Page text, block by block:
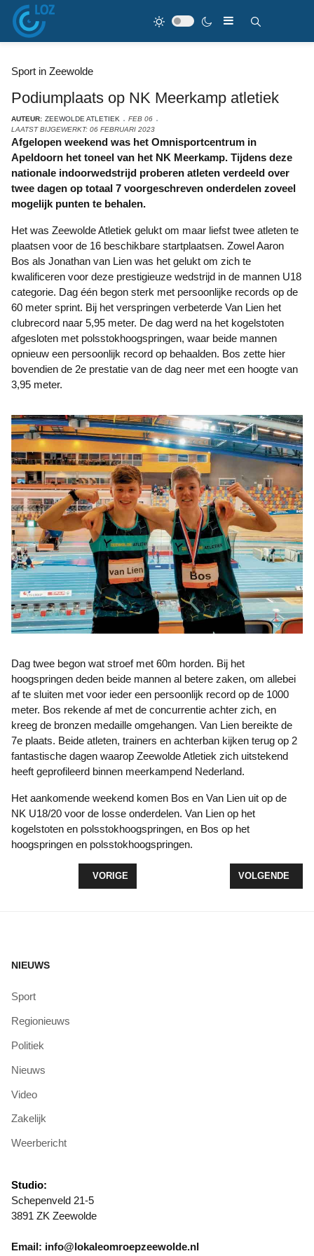
Sport in Zeewolde
Podiumplaats op NK Meerkamp atletiek
AUTEUR: ZEEWOLDE ATLETIEK
FEB 06
LAATST BIJGEWERKT: 06 FEBRUARI 2023
Afgelopen weekend was het Omnisportcentrum in
Apeldoorn het toneel van het NK Meerkamp. Tijdens deze
nationale indoorwedstrijd proberen atleten verdeeld over
twee dagen op totaal 7 voorgeschreven onderdelen zoveel
mogelijk punten te behalen.
Het was Zeewolde Atletiek gelukt om maar liefst twee atleten te
plaatsen voor de 16 beschikbare startplaatsen. Zowel Aaron
Bos als Jonathan van Lien was het gelukt om zich te
kwalificeren voor deze prestigieuze wedstrijd in de mannen U18
categorie. Dag één begon sterk met persoonlijke records op de
60 meter sprint. Bij het verspringen verbeterde Van Lien het
clubrecord naar 5,95 meter. De dag werd na het kogelstoten
afgesloten met polsstokhoogspringen, waar beide mannen
opnieuw een persoonlijk record op behaalden. Bos zette hier
bovendien de 2e prestatie van de dag neer met een hoogte van
3,95 meter.
Dag twee begon wat stroef met 60m horden. Bij het
hoogspringen deden beide mannen al betere zaken, om allebei
af te sluiten met voor ieder een persoonlijk record op de 1000
meter. Bos rekende af met de concurrentie achter zich, en
kreeg de bronzen medaille omgehangen. Van Lien bereikte de
7e plaats. Beide atleten, trainers en achterban kijken terug op 2
fantastische dagen waarop Zeewolde Atletiek zich uitstekend
heeft geprofileerd binnen meerkampend Nederland.
Het aankomende weekend komen Bos en Van Lien uit op de
NK U18/20 voor de losse onderdelen. Van Lien op het
kogelstoten en polsstokhoogspringen, en Bos op het
hoogspringen en polsstokhoogspringen.
VORIG ARTIKEL: WOLDERWIJD/DYZLE 1 WINT
VORIGE VOLGENDE
VOLGENDE
NIEUWS
Sport
Regionieuws
Politiek
Nieuws
Video
Zakelijk
Weerbericht
Studio:
Schepenveld 21-5
3891 ZK Zeewolde
Email: info@lokaleomroepzeewolde.nl